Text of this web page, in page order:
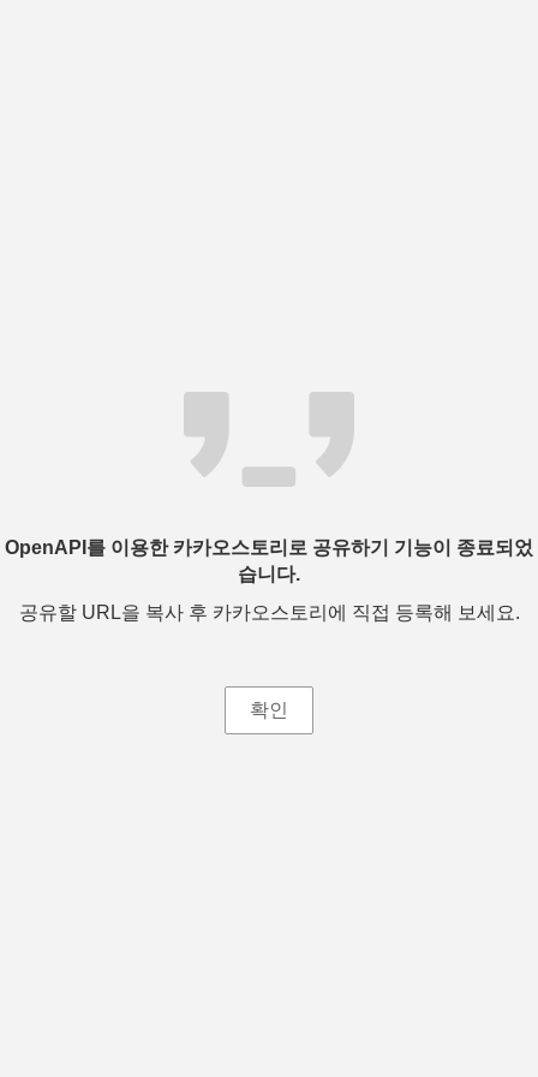
OpenAPI를 이용한 카카오스토리로 공유하기 기능이 종료되었
습니다.
공유할 URL을 복사 후 카카오스토리에 직접 등록해 보세요.
확인